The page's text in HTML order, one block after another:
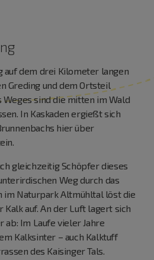
auf dem drei Kilometer langen
Greding und dem Ortsteil
Weges sind die mitten im Wald
In Kaskaden ergießt sich
hier über
gleichzeitig Schöpfer dieses
Weg durch das
im Naturpark Altmühltal löst die
Kalk auf. An der Luft lagert sich
Im Laufe vieler Jahre
Kalksinter – auch Kalktuff
des Kaisinger Tals.